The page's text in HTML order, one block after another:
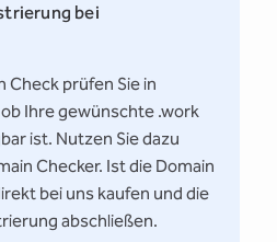
bei
Check prüfen Sie in
Ihre gewünschte .work
ist. Nutzen Sie dazu
Checker. Ist die Domain
bei uns kaufen und die
abschließen.